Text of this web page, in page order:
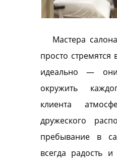
Мастера
просто
идеально —
окружить
клиента
дружеского
пребывание в
всегда радость